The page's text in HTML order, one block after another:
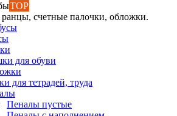
TOP
счетные палочки, обложки.
для обуви
для тетрадей, труда
Пеналы пустые